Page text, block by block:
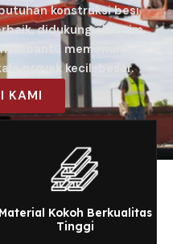
konstruksi besi
didukung oleh tim
memenuhi
proyek kecil-besar.
KAMI
Material Kokoh Berkualitas
Tinggi